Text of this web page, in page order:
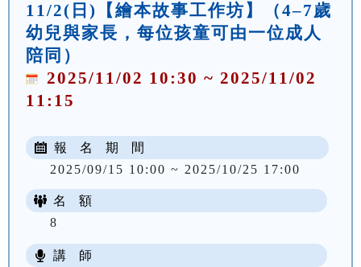
11/2(日)【繪本故事工作坊】（4–7歲
幼兒與家長，每位孩童可由一位成人
陪同）
2025/11/02 10:30 ~ 2025/11/02
11:15
報 名 期 間
2025/09/15 10:00 ~ 2025/10/25 17:00
名 額
8
講 師